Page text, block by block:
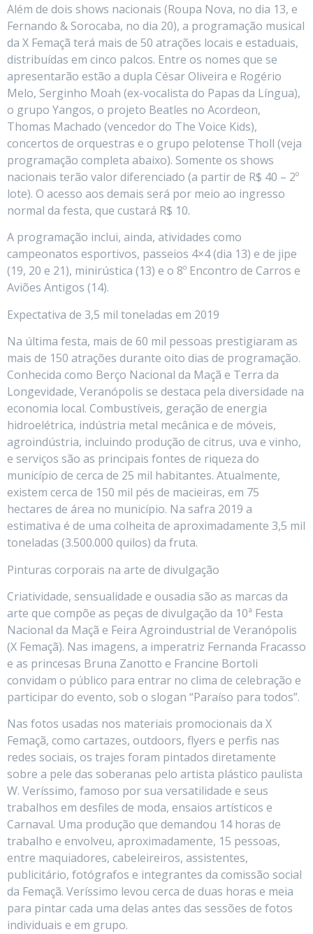
Além de dois shows nacionais (Roupa Nova, no dia 13, e
Fernando & Sorocaba, no dia 20), a programação musical
da X Femaçã terá mais de 50 atrações locais e estaduais,
distribuídas em cinco palcos. Entre os nomes que se
apresentarão estão a dupla César Oliveira e Rogério
Melo, Serginho Moah (ex-vocalista do Papas da Língua),
o grupo Yangos, o projeto Beatles no Acordeon,
Thomas Machado (vencedor do The Voice Kids),
concertos de orquestras e o grupo pelotense Tholl (veja
programação completa abaixo). Somente os shows
nacionais terão valor diferenciado (a partir de R$ 40 – 2º
lote). O acesso aos demais será por meio ao ingresso
normal da festa, que custará R$ 10.
A programação inclui, ainda, atividades como
campeonatos esportivos, passeios 4×4 (dia 13) e de jipe
(19, 20 e 21), minirústica (13) e o 8º Encontro de Carros e
Aviões Antigos (14).
Expectativa de 3,5 mil toneladas em 2019
Na última festa, mais de 60 mil pessoas prestigiaram as
mais de 150 atrações durante oito dias de programação.
Conhecida como Berço Nacional da Maçã e Terra da
Longevidade, Veranópolis se destaca pela diversidade na
economia local. Combustíveis, geração de energia
hidroelétrica, indústria metal mecânica e de móveis,
agroindústria, incluindo produção de citrus, uva e vinho,
e serviços são as principais fontes de riqueza do
município de cerca de 25 mil habitantes. Atualmente,
existem cerca de 150 mil pés de macieiras, em 75
hectares de área no município. Na safra 2019 a
estimativa é de uma colheita de aproximadamente 3,5 mil
toneladas (3.500.000 quilos) da fruta.
Pinturas corporais na arte de divulgação
Criatividade, sensualidade e ousadia são as marcas da
arte que compõe as peças de divulgação da 10ª Festa
Nacional da Maçã e Feira Agroindustrial de Veranópolis
(X Femaçã). Nas imagens, a imperatriz Fernanda Fracasso
e as princesas Bruna Zanotto e Francine Bortoli
convidam o público para entrar no clima de celebração e
participar do evento, sob o slogan “Paraíso para todos”.
Nas fotos usadas nos materiais promocionais da X
Femaçã, como cartazes, outdoors, flyers e perfis nas
redes sociais, os trajes foram pintados diretamente
sobre a pele das soberanas pelo artista plástico paulista
W. Veríssimo, famoso por sua versatilidade e seus
trabalhos em desfiles de moda, ensaios artísticos e
Carnaval. Uma produção que demandou 14 horas de
trabalho e envolveu, aproximadamente, 15 pessoas,
entre maquiadores, cabeleireiros, assistentes,
publicitário, fotógrafos e integrantes da comissão social
da Femaçã. Veríssimo levou cerca de duas horas e meia
para pintar cada uma delas antes das sessões de fotos
individuais e em grupo.